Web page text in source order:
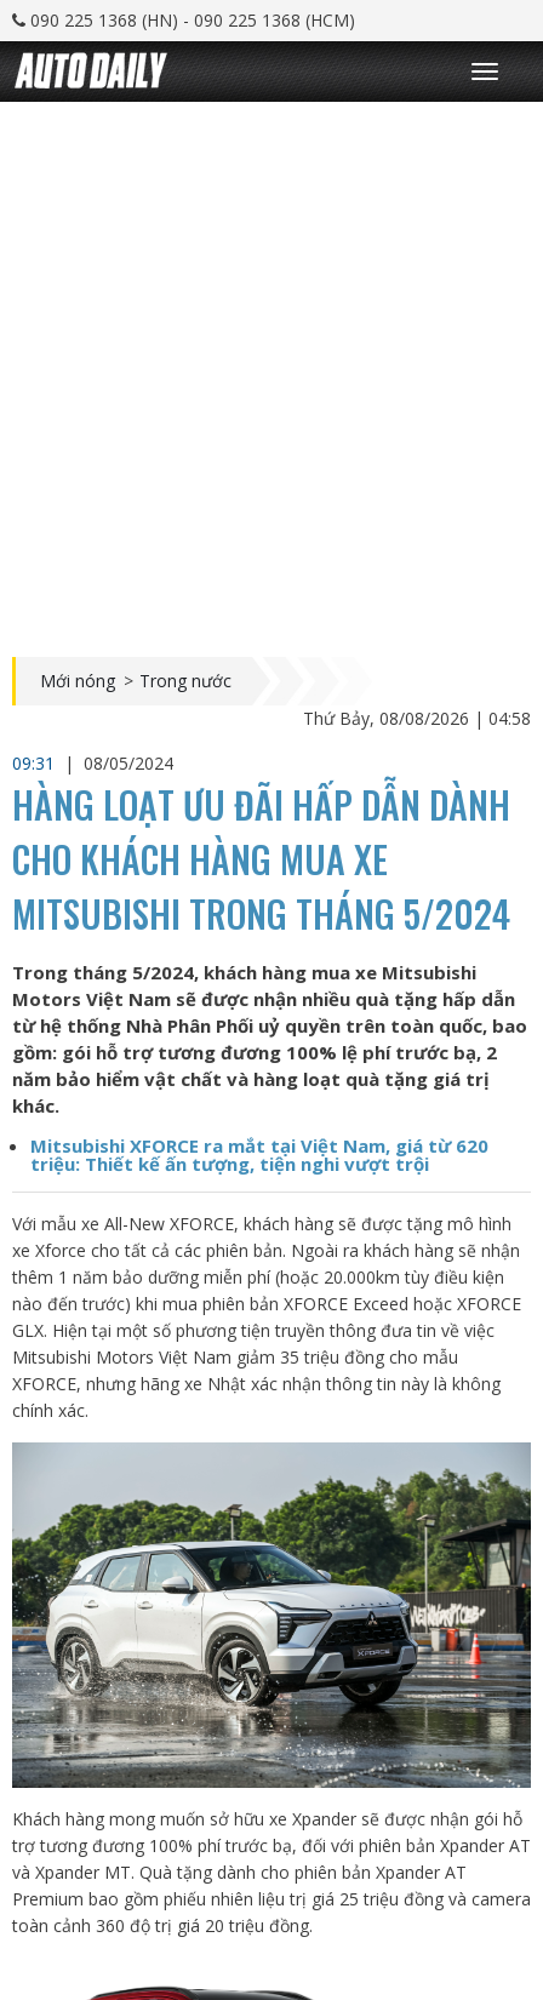
090 225 1368 (HN) - 090 225 1368 (HCM)
T
o
g
Mới nóng > Trong nước
Thứ Bảy, 08/08/2026 | 04:58
09:31
| 08/05/2024
HÀNG LOẠT ƯU ĐÃI HẤP DẪN DÀNH
CHO KHÁCH HÀNG MUA XE
MITSUBISHI TRONG THÁNG 5/2024
Trong tháng 5/2024, khách hàng mua xe Mitsubishi
Motors Việt Nam sẽ được nhận nhiều quà tặng hấp dẫn
từ hệ thống Nhà Phân Phối uỷ quyền trên toàn quốc, bao
gồm: gói hỗ trợ tương đương 100% lệ phí trước bạ, 2
năm bảo hiểm vật chất và hàng loạt quà tặng giá trị
khác.
Mitsubishi XFORCE ra mắt tại Việt Nam, giá từ 620
triệu: Thiết kế ấn tượng, tiện nghi vượt trội
Với mẫu xe All-New XFORCE, khách hàng sẽ được tặng mô hình
xe Xforce cho tất cả các phiên bản. Ngoài ra khách hàng sẽ nhận
thêm 1 năm bảo dưỡng miễn phí (hoặc 20.000km tùy điều kiện
nào đến trước) khi mua phiên bản XFORCE Exceed hoặc XFORCE
GLX. Hiện tại một số phương tiện truyền thông đưa tin về việc
Mitsubishi Motors Việt Nam giảm 35 triệu đồng cho mẫu
XFORCE, nhưng hãng xe Nhật xác nhận thông tin này là không
chính xác.
Khách hàng mong muốn sở hữu xe Xpander sẽ được nhận gói hỗ
trợ tương đương 100% phí trước bạ, đối với phiên bản Xpander AT
và Xpander MT. Quà tặng dành cho phiên bản Xpander AT
Premium bao gồm phiếu nhiên liệu trị giá 25 triệu đồng và camera
toàn cảnh 360 độ trị giá 20 triệu đồng.